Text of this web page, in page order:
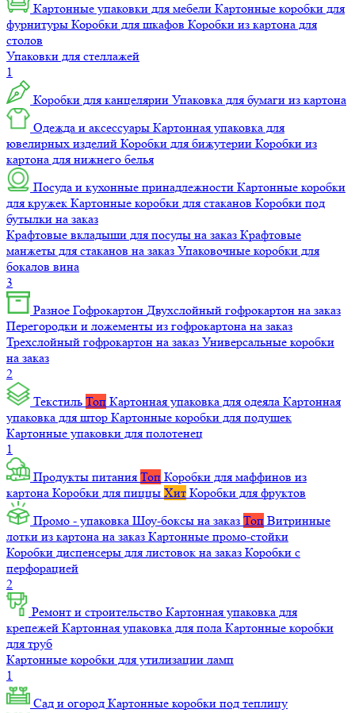
Картонные упаковки для мебели Картонные коробки для
фурнитуры Коробки для шкафов Коробки из картона для
столов
Упаковки для стеллажей
1
Коробки для канцелярии Упаковка для бумаги из картона
Одежда и аксессуары Картонная упаковка для
ювелирных изделий Коробки для бижутерии Коробки из
картона для нижнего белья
Посуда и кухонные принадлежности Картонные коробки
для кружек Картонные коробки для стаканов Коробки под
бутылки на заказ
Крафтовые вкладыши для посуды на заказ Крафтовые
манжеты для стаканов на заказ Упаковочные коробки для
бокалов вина
3
Разное Гофрокартон Двухслойный гофрокартон на заказ
Перегородки и ложементы из гофрокартона на заказ
Трехслойный гофрокартон на заказ Универсальные коробки
на заказ
2
Текстиль Топ Картонная упаковка для одеяла Картонная
упаковка для штор Картонные коробки для подушек
Картонные упаковки для полотенец
1
Продукты питания Топ Коробки для маффинов из
картона Коробки для пиццы Хит Коробки для фруктов
Промо - упаковка Шоу-боксы на заказ Топ Витринные
лотки из картона на заказ Картонные промо-стойки
Коробки диспенсеры для листовок на заказ Коробки с
перфорацией
2
Ремонт и строительство Картонная упаковка для
крепежей Картонная упаковка для пола Картонные коробки
для труб
Картонные коробки для утилизации ламп
1
Сад и огород Картонные коробки под теплицу